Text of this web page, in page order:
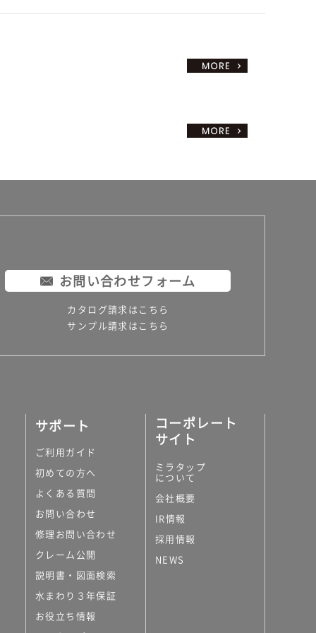
お問い合わせフォーム
カタログ請求はこちら
サンプル請求はこちら
サポート
ご利用ガイド
初めての方へ
よくある質問
お問い合わせ
修理お問い合わせ
クレーム公開
説明書・図面検索
水まわり３年保証
お役立ち情報
コーポレート
サイト
ミラタップ
について
会社概要
IR情報
採用情報
NEWS